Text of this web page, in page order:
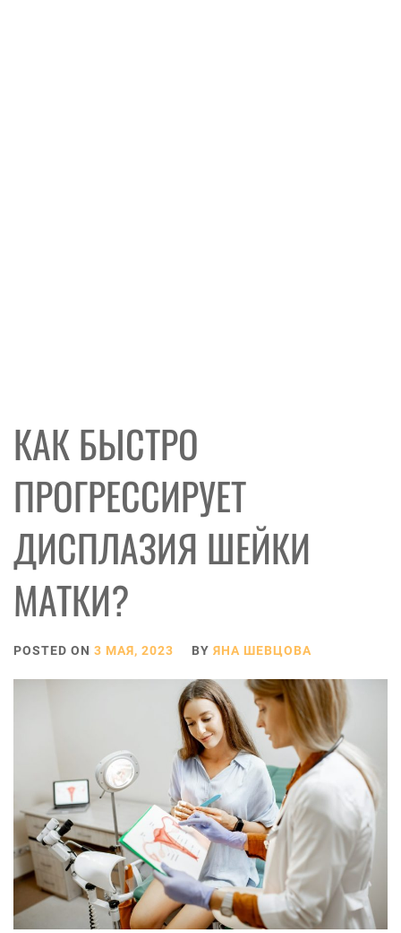
КАК БЫСТРО
ПРОГРЕССИРУЕТ
ДИСПЛАЗИЯ ШЕЙКИ
МАТКИ?
POSTED ON 3 МАЯ, 2023 BY ЯНА ШЕВЦОВА